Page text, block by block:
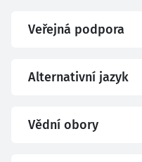
Veřejná podpora
Alternativní jazyk
Vědní obory